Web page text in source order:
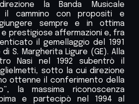
la Banda Musicale
il cammino con propositi e
sempre e in ottima
e prestigiose affermazioni e, fra
il gemellaggio del 1991
S. Margherita Ligure (GE). Alla
Nasi nel 1992 subentrò il
sotto la cui direzione
ottenne il conferimento della
la massima riconoscenza
e partecipò nel 1994 al